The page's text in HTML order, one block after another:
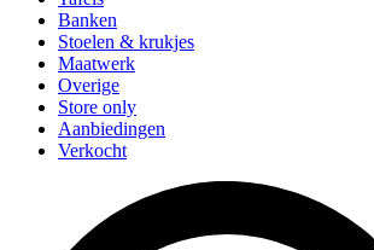
Banken
Stoelen & krukjes
Maatwerk
Overige
Store only
Aanbiedingen
Verkocht